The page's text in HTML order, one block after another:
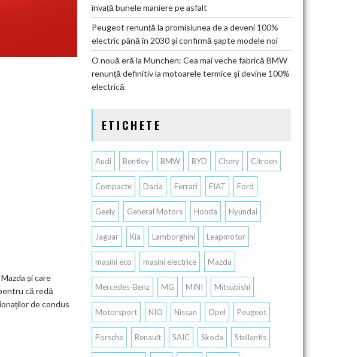
și care
că redă
de condus
învață bunele maniere pe asfalt
Peugeot renunță la promisiunea de a deveni 100%
electric până în 2030 și confirmă șapte modele noi
O nouă eră la Munchen: Cea mai veche fabrică BMW
renunță definitiv la motoarele termice și devine 100%
electrică
ETICHETE
Audi Bentley BMW BYD Chery Citroen
Compacte Dacia Ferrari FIAT Ford
Geely General Motors Honda Hyundai
Jaguar Kia Lamborghini Leapmotor
masini eco masini electrice Mazda
Mercedes-Benz MG MINI Mitsubishi
Motorsport NIO Nissan Opel Peugeot
Porsche Renault SAIC Skoda Stellantis